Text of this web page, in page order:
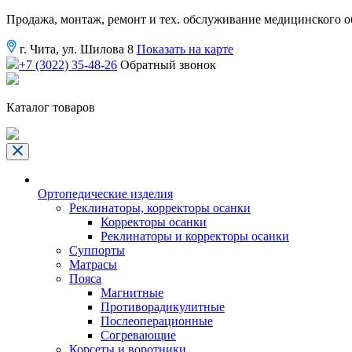
Продажа, монтаж, ремонт и тех. обслуживание медицинского
г. Чита, ул. Шилова 8 Показать на карте
+7 (3022) 35-48-26 Обратный звонок
Каталог товаров
Ортопедические изделия
Реклинаторы, корректоры осанки
Корректоры осанки
Реклинаторы и корректоры осанки
Суппорты
Матрасы
Пояса
Магнитные
Противорадикулитные
Послеоперационные
Согревающие
Корсеты и воротники